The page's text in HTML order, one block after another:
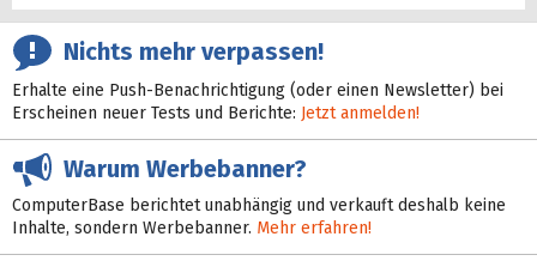
Nichts mehr verpassen!
Erhalte eine Push-Benachrichtigung (oder einen Newsletter) bei
Erscheinen neuer Tests und Berichte: Jetzt anmelden!
Warum Werbebanner?
ComputerBase berichtet unabhängig und verkauft deshalb keine
Inhalte, sondern Werbebanner. Mehr erfahren!